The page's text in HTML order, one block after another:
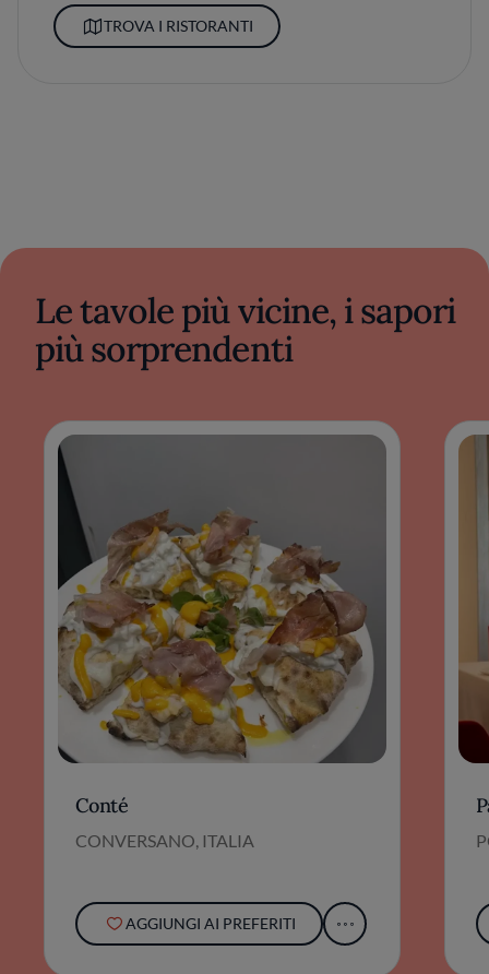
TROVA I RISTORANTI
Le tavole più vicine, i sapori
più sorprendenti
Conté
CONVERSANO, ITALIA
AGGIUNGI AI PREFERITI